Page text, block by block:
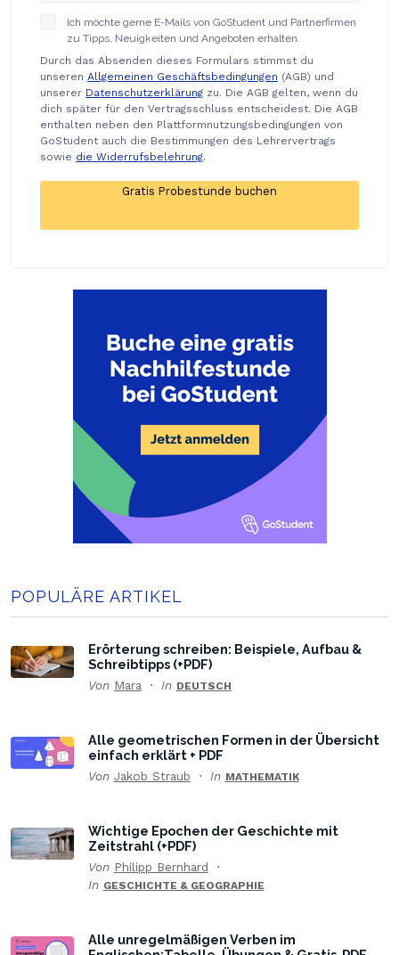
Ich möchte gerne E-Mails von GoStudent und Partnerfirmen
zu Tipps, Neuigkeiten und Angeboten erhalten.
Durch das Absenden dieses Formulars stimmst du
unseren Allgemeinen Geschäftsbedingungen (AGB) und
unserer Datenschutzerklärung zu. Die AGB gelten, wenn du
dich später für den Vertragsschluss entscheidest. Die AGB
enthalten neben den Plattformnutzungsbedingungen von
GoStudent auch die Bestimmungen des Lehrervertrags
sowie die Widerrufsbelehrung.
POPULÄRE ARTIKEL
Erörterung schreiben: Beispiele, Aufbau &
Schreibtipps (+PDF)
Von Mara In DEUTSCH
Alle geometrischen Formen in der Übersicht
einfach erklärt + PDF
Von Jakob Straub In MATHEMATIK
Wichtige Epochen der Geschichte mit
Zeitstrahl (+PDF)
Von Philipp Bernhard
In GESCHICHTE & GEOGRAPHIE
Alle unregelmäßigen Verben im